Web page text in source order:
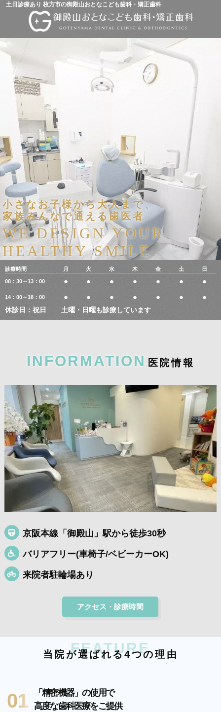
土日診療あり 枚方市の御殿山おとなこども歯科・矯正歯科
小さなお子様から大人まで、
家族みんなで通える歯医者
WE DESIGN YOUR
HEALTHY SMILE
診療時間 月 火 水 木 金 土 日
08：30～13：00 ● ● ● ● ● ● ●
14：00～18：00 ● ● ● ● ● ● ●
休診日：祝日 土曜・日曜も診療しています
INFORMATION 医 院情報
京阪本線「御殿山」駅から徒歩30秒
バリアフリー(車椅子/ベビーカーOK)
来院者駐輪場あり
アクセス・診療時間
FEATURE
当 院が選ばれる4つの理 由
01
「精密機器」の使用で
高度な歯科医療をご提供